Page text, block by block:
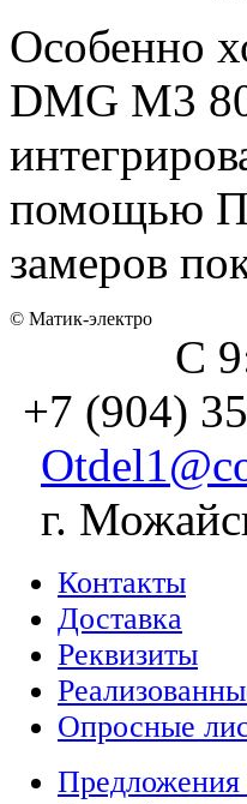
Особенно
DMG M3
помощью
замеров
© Матик-электро
С
+7 (904)
г.
Контакты
Доставка
Реквизиты
Опросные
Предложения